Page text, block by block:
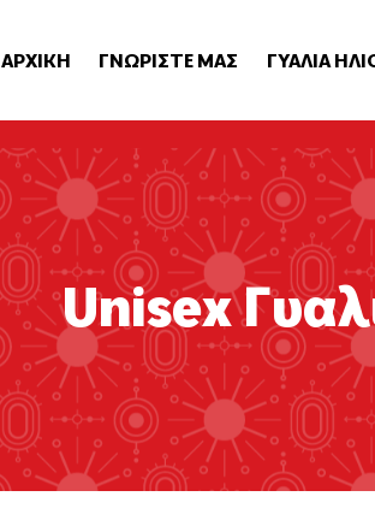
ΑΡΧΙΚΗ ΓΝΩΡΙΣΤΕ ΜΑΣ ΓΥΑΛΙΑ
Unisex